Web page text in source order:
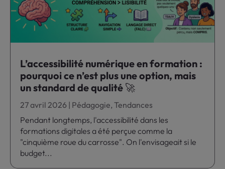
L’accessibilité numérique en formation :
pourquoi ce n’est plus une option, mais
un standard de qualité 🚀
27 avril 2026 | Pédagogie,Tendances
Pendant longtemps, l'accessibilité dans les
formations digitales a été perçue comme la
"cinquième roue du carrosse". On l'envisageait si le
budget...